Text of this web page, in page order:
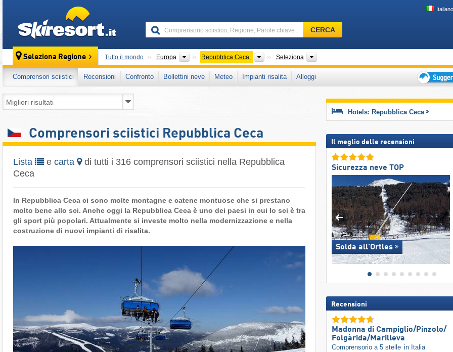
Italiano
Comprensorio
sciistico,
Parole
chiave
…
CERCA
Seleziona Regione Tutto il mondo Europa Continenti
Repubblica Ceca PaesiSeleziona
Comprensori sciistici Recensioni Confronto Bollettini neve Meteo Impianti risalita
Alloggi
per
vacanza
Comprensori sciistici Repubblica Ceca
Lista e carta
di tutti i 316 comprensori sciistici nella Repubblica
Ceca
In Repubblica Ceca ci sono molte montagne e catene montuose che si prestano
molto bene allo sci. Anche oggi la Repubblica Ceca è uno dei paesi in cui lo sci è tra
gli sport più popolari. Attualmente si investe molto nella modernizzazione e nella
costruzione di nuovi impianti di risalita.
Hotels: Repubblica Ceca
Il meglio delle recensioni
Sicurezza neve TOP
Solda all'Ortles
Recensioni
Madonna di Campiglio/​Pinzolo/​
Folgàrida/​Marilleva
Comprensorio a 5 stelle in Italia